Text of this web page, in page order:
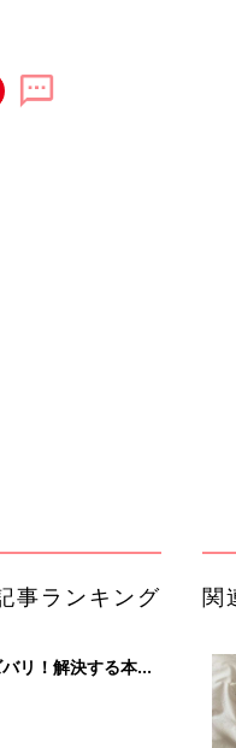
が見逃せない